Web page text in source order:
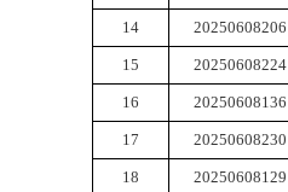
14
20250608206
15
20250608224
16
20250608136
17
20250608230
18
20250608129